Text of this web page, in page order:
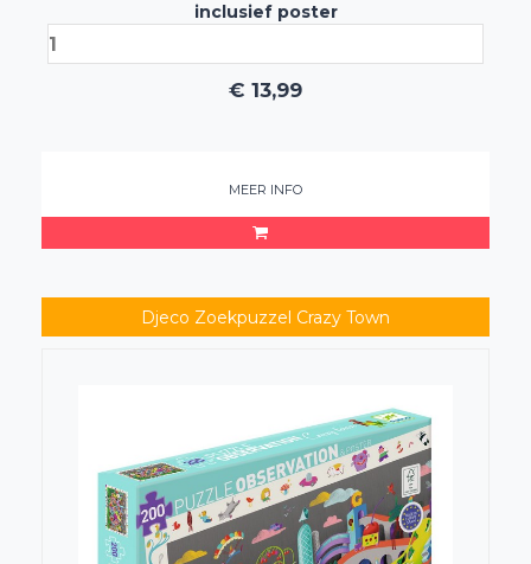
inclusief poster
€ 13,99
MEER INFO
Djeco Zoekpuzzel Crazy Town